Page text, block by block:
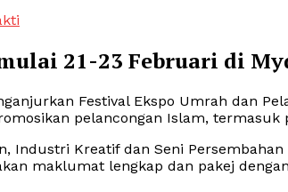
21-23 Februari di
Festival Ekspo Umrah dan
pelancongan Islam, termasuk
Industri Kreatif dan Seni Persembahan
maklumat lengkap dan pakej